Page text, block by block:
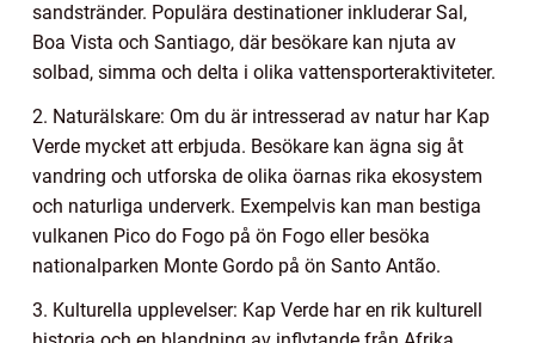
sandstränder. Populära destinationer inkluderar Sal,
Boa Vista och Santiago, där besökare kan njuta av
solbad, simma och delta i olika vattensporteraktiviteter.
2. Naturälskare: Om du är intresserad av natur har Kap
Verde mycket att erbjuda. Besökare kan ägna sig åt
vandring och utforska de olika öarnas rika ekosystem
och naturliga underverk. Exempelvis kan man bestiga
vulkanen Pico do Fogo på ön Fogo eller besöka
nationalparken Monte Gordo på ön Santo Antão.
3. Kulturella upplevelser: Kap Verde har en rik kulturell